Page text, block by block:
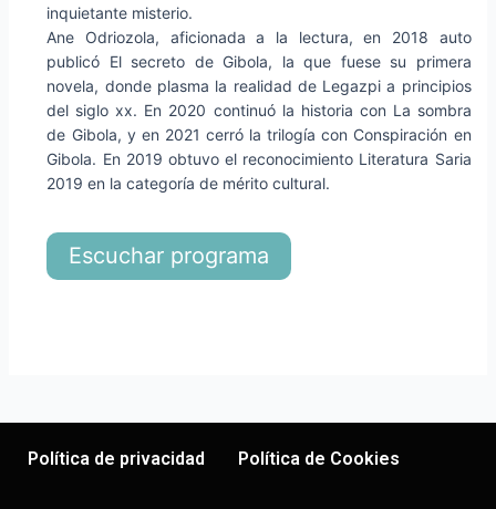
inquietante misterio.
Ane Odriozola, aficionada a la lectura, en 2018 auto
publicó El secreto de Gibola, la que fuese su primera
novela, donde plasma la realidad de Legazpi a principios
del siglo xx. En 2020 continuó la historia con La sombra
de Gibola, y en 2021 cerró la trilogía con Conspiración en
Gibola. En 2019 obtuvo el reconocimiento Literatura Saria
2019 en la categoría de mérito cultural.
Escuchar programa
Política de privacidad Política de Cookies